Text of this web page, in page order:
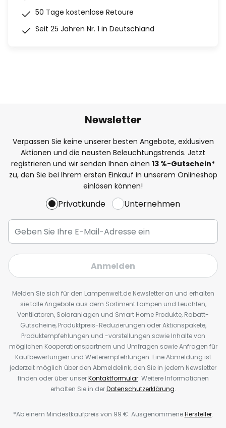
50 Tage kostenlose Retoure
Seit 25 Jahren Nr. 1 in Deutschland
Newsletter
Verpassen Sie keine unserer besten Angebote, exklusiven
Aktionen und die neusten Beleuchtungstrends. Jetzt
registrieren und wir senden Ihnen einen 13 %-Gutschein*
zu, den Sie bei Ihrem ersten Einkauf in unserem Onlineshop
einlösen können!
Privatkunde Unternehmen
Anmelden
Melden Sie sich für den Lampenwelt.de Newsletter an und erhalten
sie tolle Angebote aus dem Sortiment Lampen und Leuchten,
Ventilatoren, Solaranlagen und Smart Home Produkte, Rabatt-
Gutscheine, Produktpreis-Reduzierungen oder Aktionspakete,
Produktempfehlungen und -vorstellungen sowie Inhalte von
möglichen Kooperationspartnern und Umfragen sowie Anfragen für
Kaufbewertungen und Weiterempfehlungen. Eine Abmeldung ist
jederzeit möglich über den Abmeldelink, den Sie in jedem Newsletter
finden oder über unserKontaktformular. Weitere Informationen
erhalten Sie in derDatenschutzerklärung.
*Ab einem Mindestkaufpreis von 99 €. AusgenommeneHersteller.